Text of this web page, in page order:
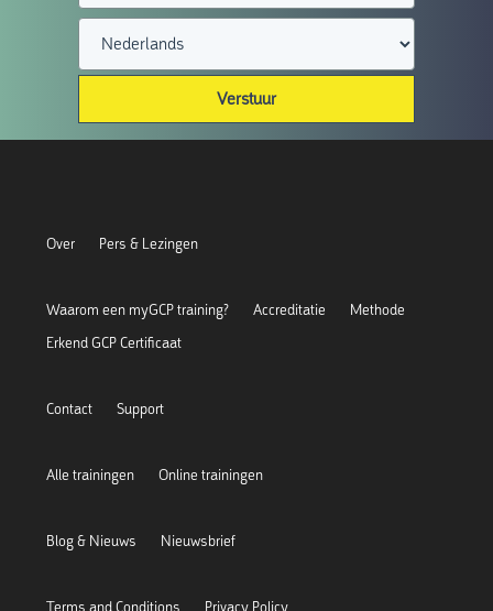
Verstuur
Over Pers & Lezingen
Waarom een myGCP training? Accreditatie
Methode
Erkend GCP Certificaat
Contact Support
Alle trainingen Online trainingen
Blog & Nieuws Nieuwsbrief
Terms and Conditions Privacy Policy